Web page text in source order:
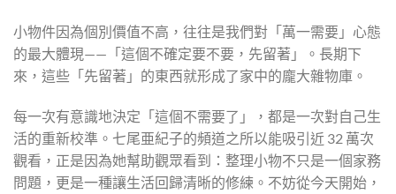
小物件因為個別價值不高，往往是我們對「萬一需要」心態
的最大體現——「這個不確定要不要，先留著」。長期下
來，這些「先留著」的東西就形成了家中的龐大雜物庫。
每一次有意識地決定「這個不需要了」，都是一次對自己生
活的重新校準。七尾亜紀子的頻道之所以能吸引近 32 萬次
觀看，正是因為她幫助觀眾看到：整理小物不只是一個家務
問題，更是一種讓生活回歸清晰的修練。不妨從今天開始，